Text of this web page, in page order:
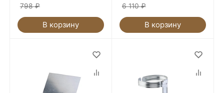
798 ₽
В корзину
6 110 ₽
В корзину